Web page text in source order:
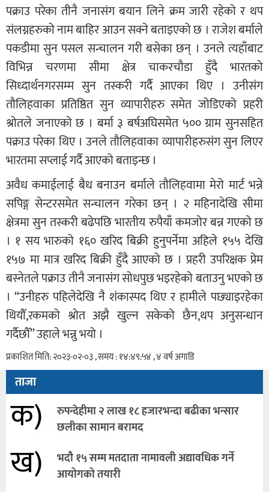
पक्राउ परेका तीनै जनासंग बयान लिने क्रम जारी रहेको र थप
संलग्नहरुको नाम बाहिर आउन सक्ने बताइएको छ । राजेश बर्माले
पकडीमा सुन पसल सन्चालन गरी बसेका छन् । उनले त्यहाँबाट
विभिन्न चरणमा सीमा क्षेत्र चाकरचौडा हुँदै भारतको
सिध्दार्थनगरसम्म सुन तस्करी गर्दै आएका थिए । उनीसंग
तौलिहवाका प्रतिष्ठित सुन व्यापारीहरु समेत जोडिएको प्रहरी
श्रोतले जनाएको छ । बर्मा ३ बर्षअघिसमेत ५०० ग्राम सुनसहित
पक्राउ परेका थिए । उनले तौलिहवाका व्यापारीहरुसंग सुन लिएर
भारतमा सप्लाई गर्दै आएको बताइन्छ ।
अवैध कमाईलाई बैध बनाउन बर्माले तौलिहवामा मेरो मार्ट भन्ने
सपिङ्ग सेन्टरसमेत सन्चालन गरेका छन् । २ महिनादेखि सीमा
क्षेत्रमा सुन तस्करी बढेपछि भारतीय रुपैयाँ कमजोर बन्न गएको छ
। १ सय भारुको १६० खरिद बिक्री हुनुपर्नेमा अहिले १५५ देखि
१५७ मा मात्र खरिद बिक्री हुँदै आएको छ । प्रहरी उपरिक्षक प्रेम
बस्नेतले पक्राउ तीनै जनासंग सोधपुछ भइरहेको बताउनु भएको छ
। “उनीहरु पहिलेदेखि नै शंकास्पद थिए र हामीले पछ्याइरहेका
थियौँ,रकमको श्रोत अझै खुल्न सकेको छैन,थप अनुसन्धान
गर्दैछौँ” उहाले भन्नु भयो ।
प्रकाशित मिति: २०२३-०२-०३ , समय : १४:४९:५४ , ४ वर्ष अगाडि
ताजा
क)
रुपन्देहीमा २ लाख १८ हजारभन्दा बढीका भन्सार
छलीका सामान बरामद
ख)
भदौ १५ सम्म मतदाता नामावली अद्यावधिक गर्ने
आयोगको तयारी